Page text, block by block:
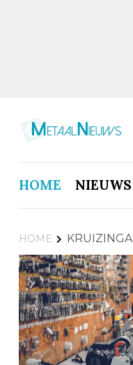
HOME NIEUWS
HOME KRUIZINGA